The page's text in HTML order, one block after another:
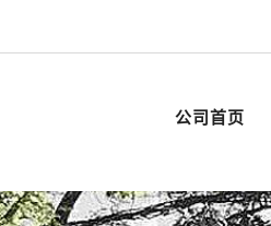
公司首页